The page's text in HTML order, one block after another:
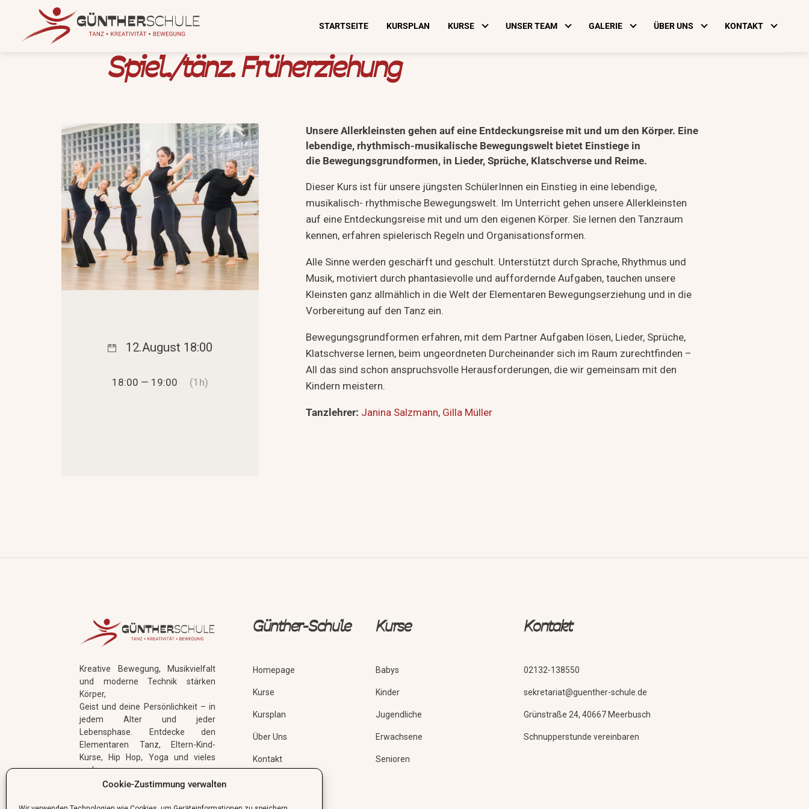
Cookie-Zustimmung verwalten
STARTSEITE KURSPLAN KURSE UNSER TEAM GALERIE ÜBER UNS KONTAKT
Spiel./tänz. Früherziehung
Unsere Allerkleinsten gehen auf eine Entdeckungsreise mit und um den Körper. Eine
lebendige, rhythmisch-musikalische Bewegungswelt bietet Einstiege in
die Bewegungsgrundformen, in Lieder, Sprüche, Klatschverse und Reime.
Dieser Kurs ist für unsere jüngsten SchülerInnen ein Einstieg in eine lebendige,
musikalisch- rhythmische Bewegungswelt. Im Unterricht gehen unsere Allerkleinsten
auf eine Entdeckungsreise mit und um den eigenen Körper. Sie lernen den Tanzraum
kennen, erfahren spielerisch Regeln und Organisationsformen.
Alle Sinne werden geschärft und geschult. Unterstützt durch Sprache, Rhythmus und
Musik, motiviert durch phantasievolle und auffordernde Aufgaben, tauchen unsere
Kleinsten ganz allmählich in die Welt der Elementaren Bewegungserziehung und in die
Vorbereitung auf den Tanz ein.
Bewegungsgrundformen erfahren, mit dem Partner Aufgaben lösen, Lieder, Sprüche,
Klatschverse lernen, beim ungeordneten Durcheinander sich im Raum zurechtfinden –
All das sind schon anspruchsvolle Herausforderungen, die wir gemeinsam mit den
Kindern meistern.
Tanzlehrer: Janina Salzmann, Gilla Müller
12.August 18:00
18:00 — 19:00 (1h)
Kreative Bewegung, Musikvielfalt
und moderne Technik stärken
Körper,
Geist und deine Persönlichkeit – in
jedem Alter und jeder
Lebensphase. Entdecke den
Elementaren Tanz, Eltern-Kind-
Kurse, Hip Hop, Yoga und vieles
mehr.
Günther-Schule
Homepage
Kurse
Kursplan
Über Uns
Kontakt
Kurse
Babys
Kinder
Jugendliche
Erwachsene
Senioren
Kontakt
02132-138550
sekretariat@guenther-schule.de
Grünstraße 24, 40667 Meerbusch
Schnupperstunde vereinbaren